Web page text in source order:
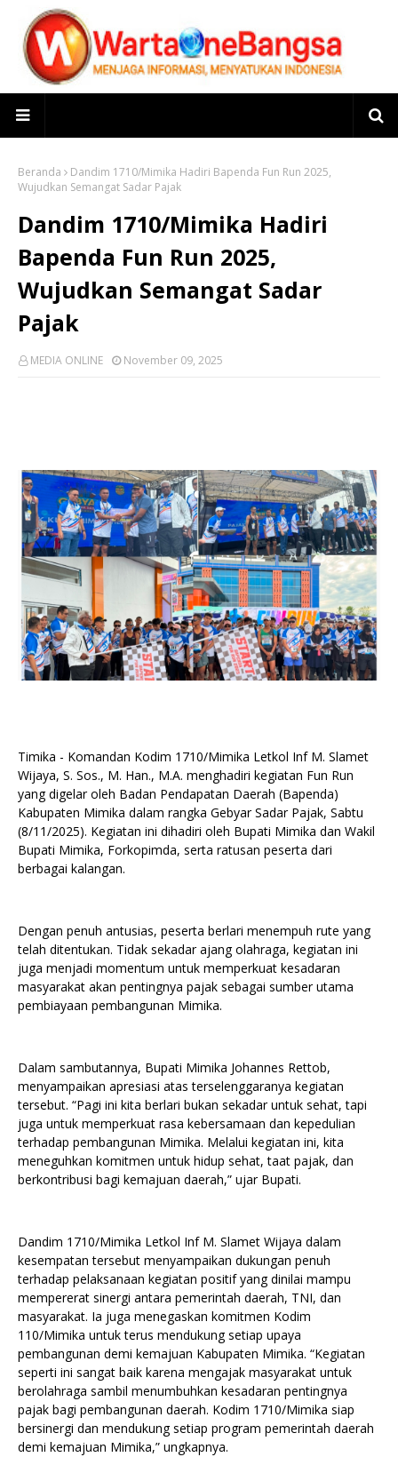
Beranda
Dandim 1710/Mimika Hadiri Bapenda Fun Run 2025,
Wujudkan Semangat Sadar Pajak
Dandim 1710/Mimika Hadiri
Bapenda Fun Run 2025,
Wujudkan Semangat Sadar
Pajak
MEDIA ONLINE November 09, 2025
Timika - Komandan Kodim 1710/Mimika Letkol Inf M. Slamet
Wijaya, S. Sos., M. Han., M.A. menghadiri kegiatan Fun Run
yang digelar oleh Badan Pendapatan Daerah (Bapenda)
Kabupaten Mimika dalam rangka Gebyar Sadar Pajak, Sabtu
(8/11/2025). Kegiatan ini dihadiri oleh Bupati Mimika dan Wakil
Bupati Mimika, Forkopimda, serta ratusan peserta dari
berbagai kalangan.
Dengan penuh antusias, peserta berlari menempuh rute yang
telah ditentukan. Tidak sekadar ajang olahraga, kegiatan ini
juga menjadi momentum untuk memperkuat kesadaran
masyarakat akan pentingnya pajak sebagai sumber utama
pembiayaan pembangunan Mimika.
Dalam sambutannya, Bupati Mimika Johannes Rettob,
menyampaikan apresiasi atas terselenggaranya kegiatan
tersebut. “Pagi ini kita berlari bukan sekadar untuk sehat, tapi
juga untuk memperkuat rasa kebersamaan dan kepedulian
terhadap pembangunan Mimika. Melalui kegiatan ini, kita
meneguhkan komitmen untuk hidup sehat, taat pajak, dan
berkontribusi bagi kemajuan daerah,” ujar Bupati.
Dandim 1710/Mimika Letkol Inf M. Slamet Wijaya dalam
kesempatan tersebut menyampaikan dukungan penuh
terhadap pelaksanaan kegiatan positif yang dinilai mampu
mempererat sinergi antara pemerintah daerah, TNI, dan
masyarakat. Ia juga menegaskan komitmen Kodim
110/Mimika untuk terus mendukung setiap upaya
pembangunan demi kemajuan Kabupaten Mimika. “Kegiatan
seperti ini sangat baik karena mengajak masyarakat untuk
berolahraga sambil menumbuhkan kesadaran pentingnya
pajak bagi pembangunan daerah. Kodim 1710/Mimika siap
bersinergi dan mendukung setiap program pemerintah daerah
demi kemajuan Mimika,” ungkapnya.